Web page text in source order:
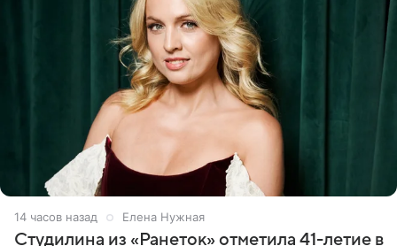
14 часов назад Елена Нужная
Студилина из «Ранеток» отметила 41-летие в